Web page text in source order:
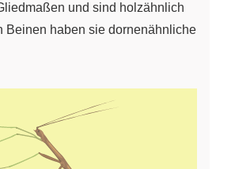
und sind holzähnlich
Beinen haben sie dornenähnliche